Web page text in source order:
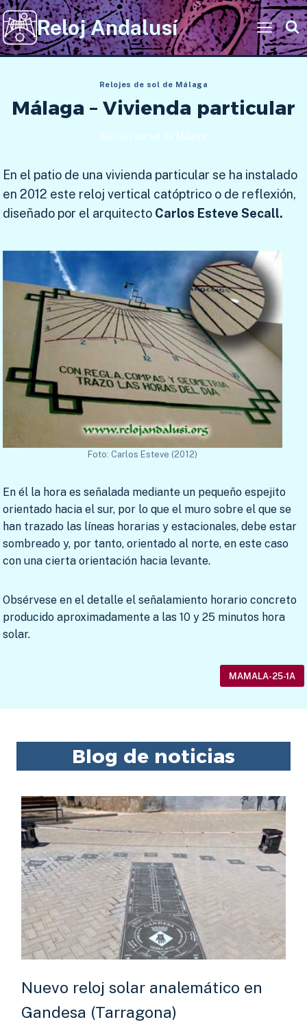
Saltar
al
contenido
Reloj Andalusí
Relojes de sol de Málaga
Málaga – Vivienda particular
Relojes de sol de Málaga
En el patio de una vivienda particular se ha instalado
en 2012 este reloj vertical catóptrico o de reflexión,
diseñado por el arquitecto Carlos Esteve Secall.
Foto: Carlos Esteve (2012)
En él la hora es señalada mediante un pequeño espejito
orientado hacia el sur, por lo que el muro sobre el que se
han trazado las líneas horarias y estacionales, debe estar
sombreado y, por tanto, orientado al norte, en este caso
con una cierta orientación hacia levante.
Obsérvese en el detalle el señalamiento horario concreto
producido aproximadamente a las 10 y 25 minutos hora
solar.
MAMALA-25-1A
Blog de noticias
Nuevo reloj solar analemático en
Gandesa (Tarragona)